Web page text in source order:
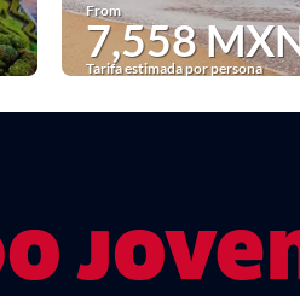
From
7,558
Tarifa estimada por persona